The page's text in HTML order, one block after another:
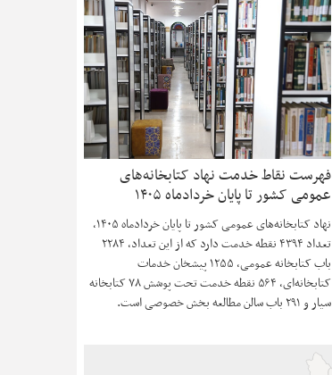
فهرست نقاط خدمت نهاد کتابخانه‌های
عمومی کشور تا پایان خردادماه ۱۴۰۵
نهاد کتابخانه‌های عمومی کشور تا پایان خردادماه ۱۴۰۵،
تعداد ۴۳۹۴ نقطه خدمت دارد که از این تعداد، ۲۲۸۴
باب کتابخانه عمومی، ۱۲۵۵ پیشخان خدمات
کتابخانه‌ای، ۵۶۴ نقطه خدمت تحت پوشش ۷۸ کتابخانه
سیار و ۲۹۱ باب سالن مطالعه بخش خصوصی است.